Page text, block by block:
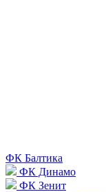
ФК Балтика
ФК Динамо
ФК Зенит